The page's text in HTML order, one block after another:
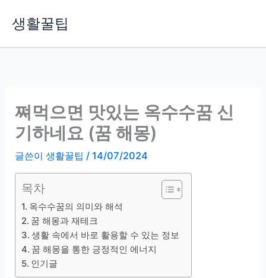
생활꿀팁
쪄먹으면 맛있는 옥수수꿈 신
기하네요 (꿈 해몽)
글쓴이생활꿀팁 / 14/07/2024
목차
옥수수꿈의 의미와 해석
꿈 해몽과 재테크
생활 속에서 바로 활용할 수 있는 정보
꿈 해몽을 통한 긍정적인 에너지
인기글